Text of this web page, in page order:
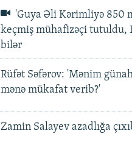
'Guya Əli Kərimliyə 850
keçmiş mühafizəçi tutuldu,
bilər
Rüfət Səfərov: 'Mənim
mənə mükafat verib?'
Zamin Salayev azadlığa